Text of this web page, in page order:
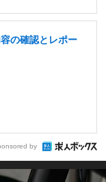
の確認とレポー
by